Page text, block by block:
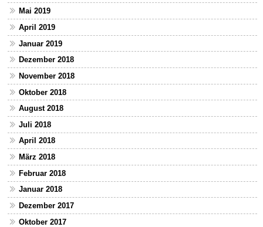
Mai 2019
April 2019
Januar 2019
Dezember 2018
November 2018
Oktober 2018
August 2018
Juli 2018
April 2018
März 2018
Februar 2018
Januar 2018
Dezember 2017
Oktober 2017